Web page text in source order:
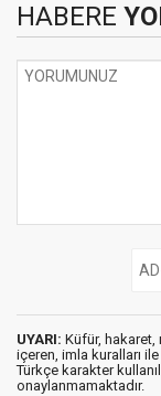
HABERE
UYARI: Küfür, hakaret,
içeren, imla kuralları ile
Türkçe karakter
onaylanmamaktadır.